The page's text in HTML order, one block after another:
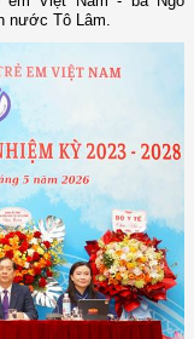
nước Tô Lâm.